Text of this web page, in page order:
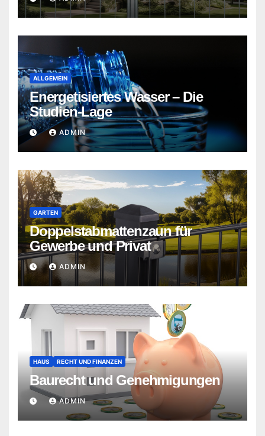
ALLGEMEIN
Energetisiertes Wasser – Die
Studien-Lage
ADMIN
GARTEN
Doppelstabmattenzaun für
Gewerbe und Privat
ADMIN
HAUS RECHT UND FINANZEN
Baurecht und Genehmigungen
ADMIN